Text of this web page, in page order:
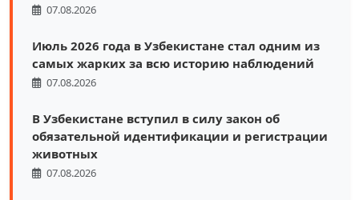
07.08.2026
Июль 2026 года в Узбекистане стал одним из
самых жарких за всю историю наблюдений
07.08.2026
В Узбекистане вступил в силу закон об
обязательной идентификации и регистрации
животных
07.08.2026